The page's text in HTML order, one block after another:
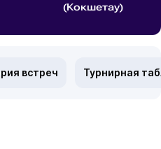
(Кокшетау)
встреч Турнирная